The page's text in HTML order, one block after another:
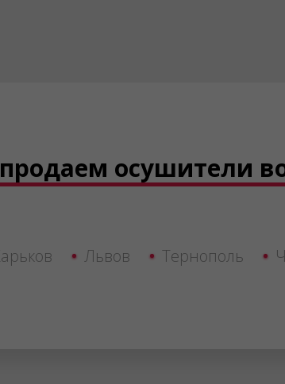
осушители
Львов Тернополь